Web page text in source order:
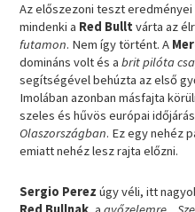
Az előszezoni teszt eredményei
mindenki a Red Bullt várta az
futamon. Nem így történt. A
domináns volt és a brit pilóta
segítségével behúzta az első
Imolában azonban másfajta
szeles és hűvös európai
Olaszországban. Ez egy nehéz
emiatt nehéz lesz rajta előzni.
Sergio Perez úgy véli, itt